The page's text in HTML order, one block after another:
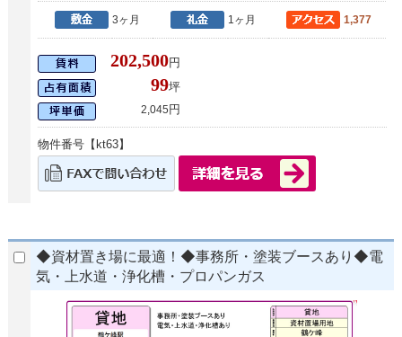
3ヶ月 1ヶ月 1,377
202,500円
99坪
2,045 円
物件番号【kt63】
◆資材置き場に最適！◆事務所・塗装ブースあり◆電
気・上水道・浄化槽・プロパンガス